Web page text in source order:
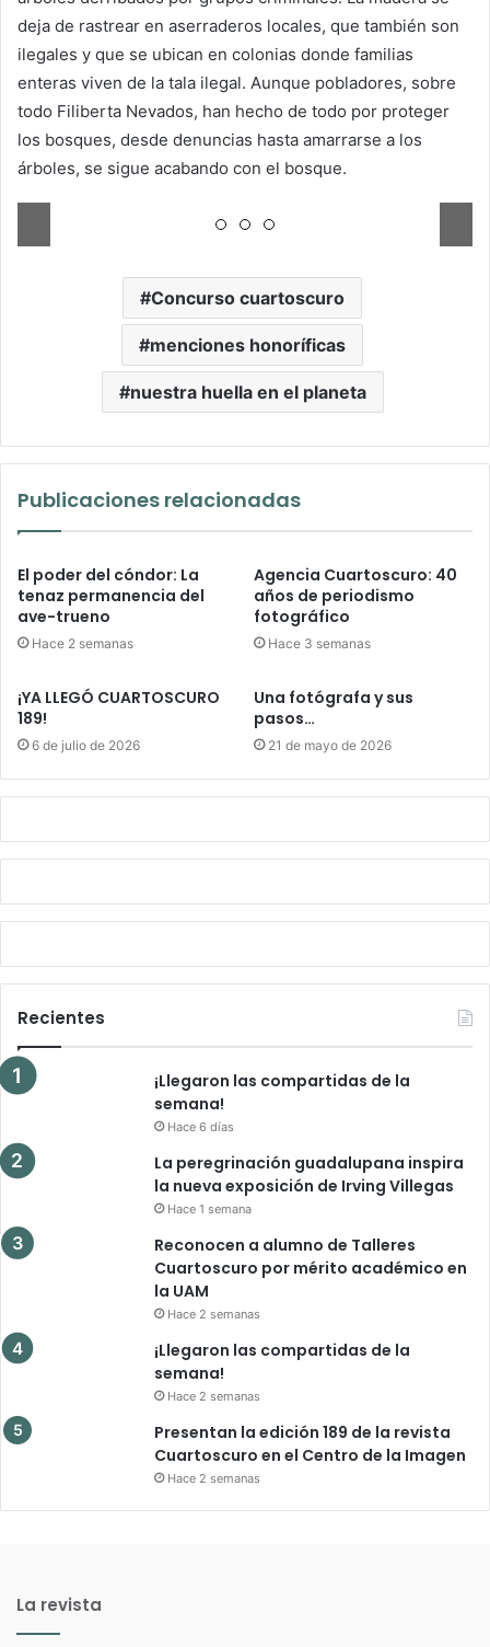
deja de rastrear en aserraderos locales, que también son
ilegales y que se ubican en colonias donde familias
enteras viven de la tala ilegal. Aunque pobladores, sobre
todo Filiberta Nevados, han hecho de todo por proteger
los bosques, desde denuncias hasta amarrarse a los
árboles, se sigue acabando con el bosque.
Concurso cuartoscuro
menciones honoríficas
nuestra huella en el planeta
Publicaciones relacionadas
El poder del cóndor: La
tenaz permanencia del
ave-trueno
Hace 2 semanas
Agencia Cuartoscuro: 40
años de periodismo
fotográfico
Hace 3 semanas
¡YA LLEGÓ CUARTOSCURO
189!
6 de julio de 2026
Una fotógrafa y sus
pasos…
21 de mayo de 2026
Recientes
¡Llegaron las compartidas de la
semana!
Hace 6 días
La peregrinación guadalupana inspira
la nueva exposición de Irving Villegas
Hace 1 semana
Reconocen a alumno de Talleres
Cuartoscuro por mérito académico en
la UAM
Hace 2 semanas
¡Llegaron las compartidas de la
semana!
Hace 2 semanas
Presentan la edición 189 de la revista
Cuartoscuro en el Centro de la Imagen
Hace 2 semanas
La revista